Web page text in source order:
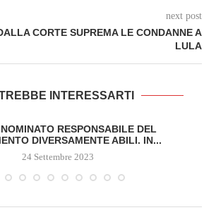
next post
CORTE SUPREMA LE CONDANNE A
LULA
INTERESSARTI
RESPONSABILE DEL
DIVERSAMENTE ABILI. IN...
24 Settembre 2023